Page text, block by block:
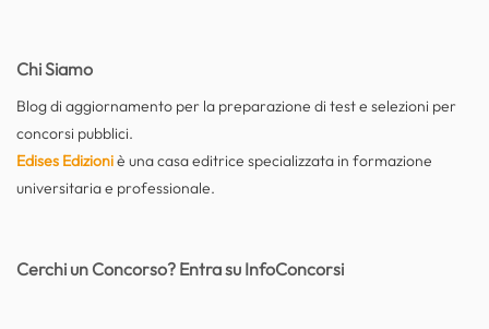
Chi Siamo
Blog di aggiornamento per la preparazione di test e selezioni per
concorsi pubblici.
Edises Edizioniè una casa editrice specializzata in formazione
universitaria e professionale.
Cerchi un Concorso? Entra su InfoConcorsi